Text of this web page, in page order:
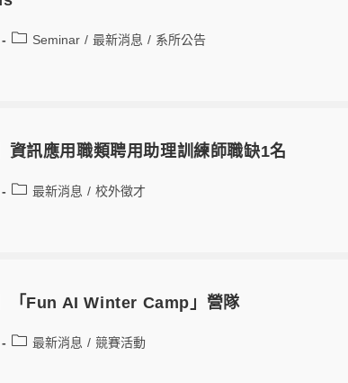
Seminar / 最新消息 / 系所公告
資訊應用職類聘用助理訓練師職缺1名
最新消息 / 校外徵才
「Fun AI Winter Camp」營隊
最新消息 / 競賽活動